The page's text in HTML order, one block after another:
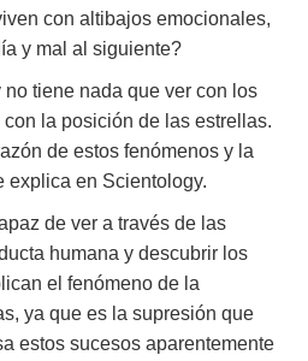
con altibajos emocionales,
y mal al siguiente?
tiene nada que ver con los
la posición de las estrellas.
de estos fenómenos y la
explica en Scientology.
de ver a través de las
humana y descubrir los
el fenómeno de la
ya que es la supresión que
estos sucesos aparentemente